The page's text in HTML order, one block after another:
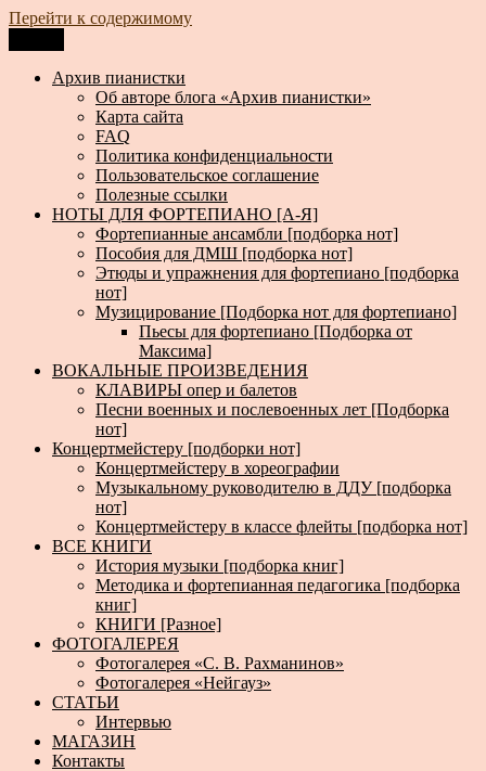
Перейти к содержимому
Архив пианистки
Всё для пианистов: ноты, книги, музыка, статьи…
Архив пианистки
Об авторе блога «Архив пианистки»
Карта сайта
FAQ
Политика конфиденциальности
Пользовательское соглашение
Полезные ссылки
НОТЫ ДЛЯ ФОРТЕПИАНО [А-Я]
Фортепианные ансамбли [подборка нот]
Пособия для ДМШ [подборка нот]
Этюды и упражнения для фортепиано [подборка
нот]
Музицирование [Подборка нот для фортепиано]
Пьесы для фортепиано [Подборка от
Максима]
ВОКАЛЬНЫЕ ПРОИЗВЕДЕНИЯ
КЛАВИРЫ опер и балетов
Песни военных и послевоенных лет [Подборка
нот]
Концертмейстеру [подборки нот]
Концертмейстеру в хореографии
Музыкальному руководителю в ДДУ [подборка
нот]
Концертмейстеру в классе флейты [подборка нот]
ВСЕ КНИГИ
История музыки [подборка книг]
Методика и фортепианная педагогика [подборка
книг]
КНИГИ [Разное]
ФОТОГАЛЕРЕЯ
Фотогалерея «С. В. Рахманинов»
Фотогалерея «Нейгауз»
СТАТЬИ
Интервью
МАГАЗИН
Контакты